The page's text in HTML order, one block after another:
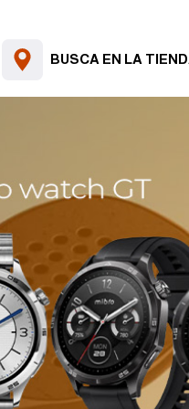
BUSCA EN LA